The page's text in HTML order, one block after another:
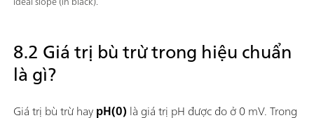
8.2 Giá trị bù trừ trong hiệu chuẩn
là gì?
Giá trị bù trừ haypH(0) là giá trị pH được đo ở 0 mV. Trong